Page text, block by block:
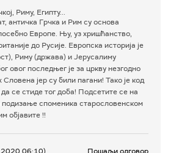
Риму, Египту...
античка Грчка и Рим су основа
Европе. Њу, уз хришћанство,
до Русије. Европска историја је
Риму (држава) и Јерусалиму
овог последњег је за цркву незгодно
јер су били пагани! Тако је код
се стиде тог доба! Подсетите се на
подизање споменика старословенском
објавите !!